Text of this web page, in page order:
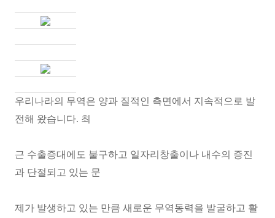
우리나라의 무역은 양과 질적인 측면에서 지속적으로 발
전해 왔습니다. 최
근 수출증대에도 불구하고 일자리창출이나 내수의 증진
과 단절되고 있는 문
제가 발생하고 있는 만큼 새로운 무역동력을 발굴하고 활